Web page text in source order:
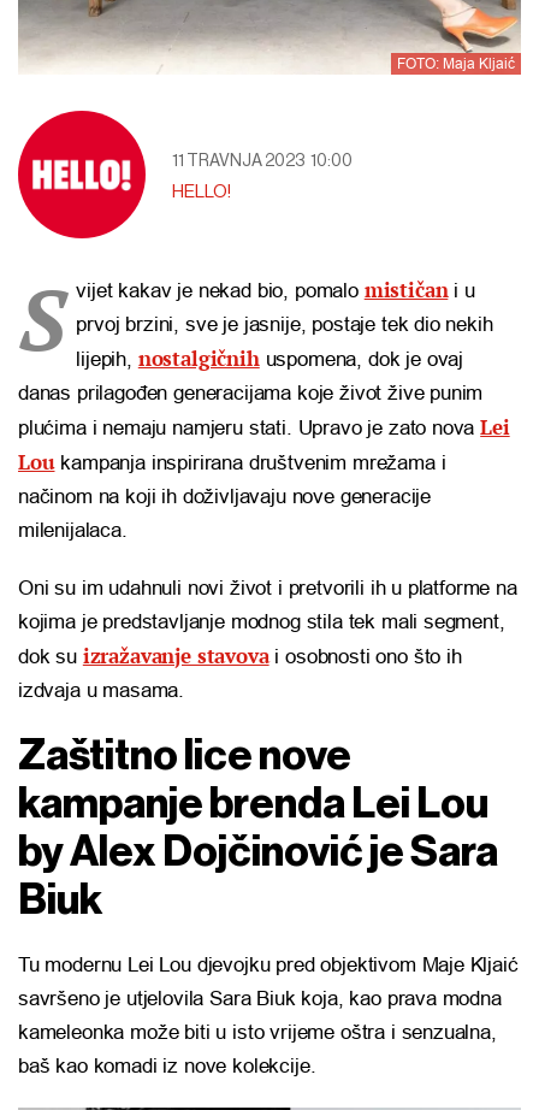
FOTO: Maja Kljaić
11 TRAVNJA 2023 10:00
HELLO!
S vijet kakav je nekad bio, pomalo mističani u
prvoj brzini, sve je jasnije, postaje tek dio nekih
lijepih, nostalgičnihuspomena, dok je ovaj
danas prilagođen generacijama koje život žive punim
plućima i nemaju namjeru stati. Upravo je zato novaLei
Loukampanja inspirirana društvenim mrežama i
načinom na koji ih doživljavaju nove generacije
milenijalaca.
Oni su im udahnuli novi život i pretvorili ih u platforme na
kojima je predstavljanje modnog stila tek mali segment,
dok su izražavanje stavovai osobnosti ono što ih
izdvaja u masama.
Zaštitno lice nove
kampanje brenda Lei Lou
by Alex Dojčinović je Sara
Biuk
Tu modernu Lei Lou djevojku pred objektivom Maje Kljaić
savršeno je utjelovila Sara Biuk koja, kao prava modna
kameleonka može biti u isto vrijeme oštra i senzualna,
baš kao komadi iz nove kolekcije.